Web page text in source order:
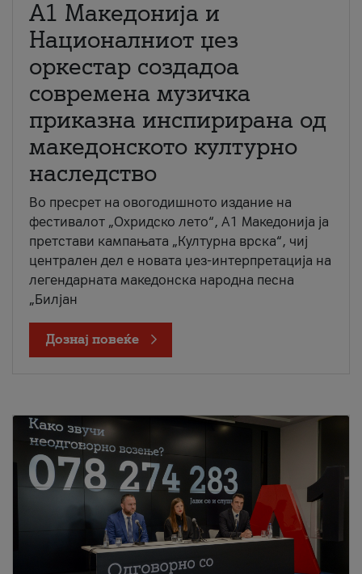
А1 Македонија и
Националниот џез
оркестар создадоа
современа музичка
приказна инспирирана од
македонското културно
наследство
Во пресрет на овогодишното издание на
фестивалот „Охридско лето“, А1 Македонија ја
претстави кампањата „Културна врска“, чиј
централен дел е новата џез-интерпретација на
легендарната македонска народна песна
„Билјан
Дознај повеќе